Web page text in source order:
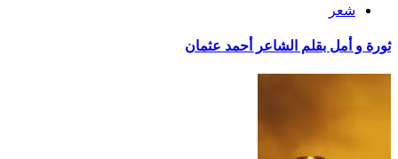
شعر
ثورة و أمل بقلم الشاعر أحمد عثمان